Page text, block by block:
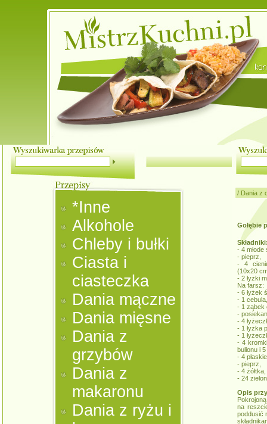
*Inne
Alkohole
Chleby i bułki
Ciasta i
ciasteczka
Dania mączne
Dania mięsne
Dania z
grzybów
Dania z
makaronu
Dania z ryżu i
/ Dania z
Gołębie
- 4 młode
- pieprz,
- 4
(10x20
- 2 łyżki
Na farsz:
- 6 łyżek
- 1
- 1 ząbek
-
- 4
- 1 łyżka
- 1
- 4
bulionu i
- 4
- pieprz,
- 4 żółtka,
- 24
Opis
na
poddusić